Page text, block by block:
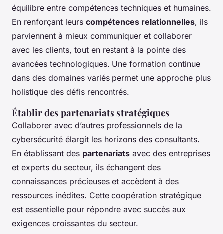
équilibre entre compétences techniques et humaines.
En renforçant leurs compétences relationnelles, ils
parviennent à mieux communiquer et collaborer
avec les clients, tout en restant à la pointe des
avancées technologiques. Une formation continue
dans des domaines variés permet une approche plus
holistique des défis rencontrés.
Établir des partenariats stratégiques
Collaborer avec d’autres professionnels de la
cybersécurité élargit les horizons des consultants.
En établissant des partenariats avec des entreprises
et experts du secteur, ils échangent des
connaissances précieuses et accèdent à des
ressources inédites. Cette coopération stratégique
est essentielle pour répondre avec succès aux
exigences croissantes du secteur.